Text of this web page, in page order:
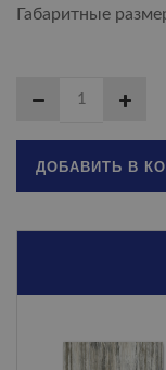
Габаритные
ДОБАВИТЬ В